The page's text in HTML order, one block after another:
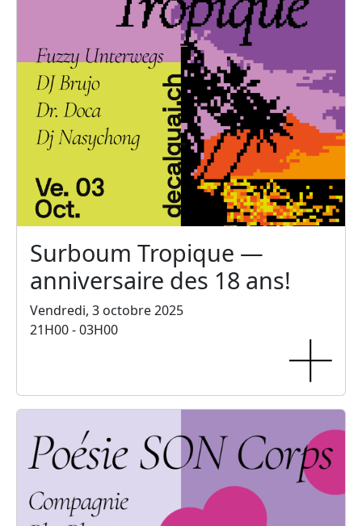
Surboum Tropique —
anniversaire des 18 ans!
Vendredi, 3 octobre 2025
21H00 - 03H00